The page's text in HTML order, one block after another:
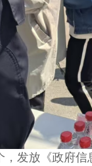
，发放《政府